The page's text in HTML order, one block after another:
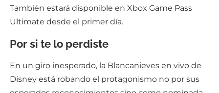
También estará disponible en Xbox Game Pass
Ultimate desde el primer día.
Por si te lo perdiste
En un giro inesperado, la Blancanieves en vivo de
Disney está robando el protagonismo no por sus